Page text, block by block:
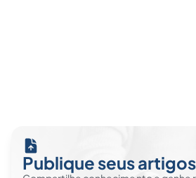
Publique seus artigos